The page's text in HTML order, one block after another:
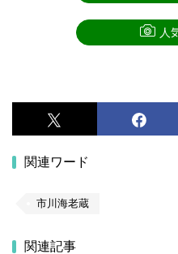
関連ワード
市川海老蔵
関連記事
人